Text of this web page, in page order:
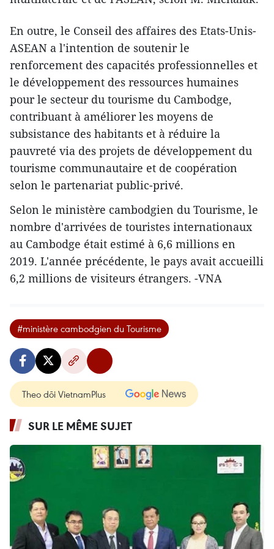
En outre, le Conseil des affaires des Etats-Unis-
ASEAN a l'intention de soutenir le
renforcement des capacités professionnelles et
le développement des ressources humaines
pour le secteur du tourisme du Cambodge,
contribuant à améliorer les moyens de
subsistance des habitants et à réduire la
pauvreté via des projets de développement du
tourisme communautaire et de coopération
selon le partenariat public-privé.
Selon le ministère cambodgien du Tourisme, le
nombre d'arrivées de touristes internationaux
au Cambodge était estimé à 6,6 millions en
2019. L'année précédente, le pays avait accueilli
6,2 millions de visiteurs étrangers. -VNA
#ministère cambodgien du Tourisme
Theo dõi VietnamPlus
SUR LE MÊME SUJET